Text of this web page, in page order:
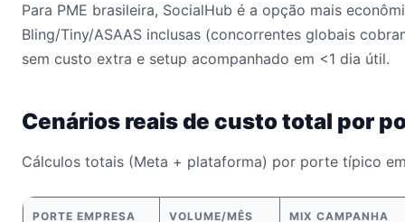
Para PME brasileira, SocialHub é a opção mais
Bling/Tiny/ASAAS inclusas (concorrentes globais
sem custo extra e setup acompanhado em <1 dia útil.
Cenários reais de custo total por
Cálculos totais (Meta + plataforma) por porte típico
PORTE EMPRESA VOLUME/MÊS MIX CAMPANHA